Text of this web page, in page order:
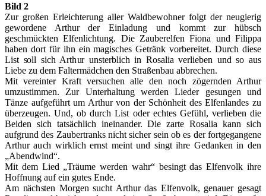
Bild 2
Zur großen Erleichterung aller Waldbewohner folgt der neugierig
gewordene Arthur der Einladung und kommt zur hübsch
geschmückten Elfenlichtung. Die Zauberelfen Fiona und Filippa
haben dort für ihn ein magisches Getränk vorbereitet. Durch diese
List soll sich Arthur unsterblich in Rosalia verlieben und so aus
Liebe zu dem Faltermädchen den Straßenbau abbrechen.
Mit vereinter Kraft versuchen alle den noch zögernden Arthur
umzustimmen. Zur Unterhaltung werden Lieder gesungen und
Tänze aufgeführt um Arthur von der Schönheit des Elfenlandes zu
überzeugen. Und, ob durch List oder echtes Gefühl, verlieben die
Beiden sich tatsächlich ineinander. Die zarte Rosalia kann sich
aufgrund des Zaubertranks nicht sicher sein ob es der fortgegangene
Arthur auch wirklich ernst meint und singt ihre Gedanken in den
„Abendwind“.
Mit dem Lied „Träume werden wahr“ besingt das Elfenvolk ihre
Hoffnung auf ein gutes Ende.
Am nächsten Morgen sucht Arthur das Elfenvolk, genauer gesagt